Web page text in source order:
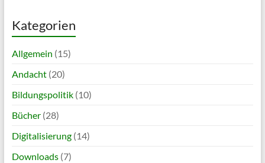
Kategorien
Allgemein (15)
Andacht(20)
Bildungspolitik(10)
Bücher(28)
Digitalisierung(14)
Downloads(7)